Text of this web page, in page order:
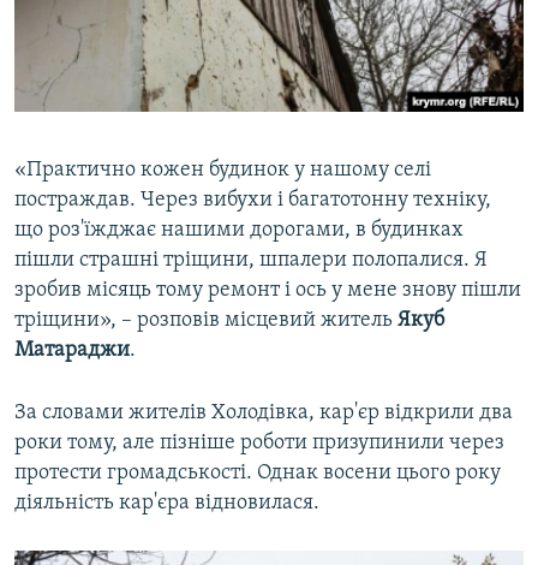
«Практично кожен будинок у нашому селі
постраждав. Через вибухи і багатотонну техніку,
що роз'їжджає нашими дорогами, в будинках
пішли страшні тріщини, шпалери полопалися. Я
зробив місяць тому ремонт і ось у мене знову пішли
тріщини», – розповів місцевий житель Якуб
Матараджи.
За словами жителів Холодівка, кар'єр відкрили два
роки тому, але пізніше роботи призупинили через
протести громадськості. Однак восени цього року
діяльність кар'єра відновилася.